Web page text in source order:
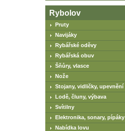
Rybolov
Pruty
Navijáky
Rybářské oděvy
Rybářská obuv
Šňůry, vlasce
Nože
Stojany, vidličky, upevnění
Lodě, čluny, výbava
Svítilny
Elektronika, sonary, pípáky
Nabídka lovu